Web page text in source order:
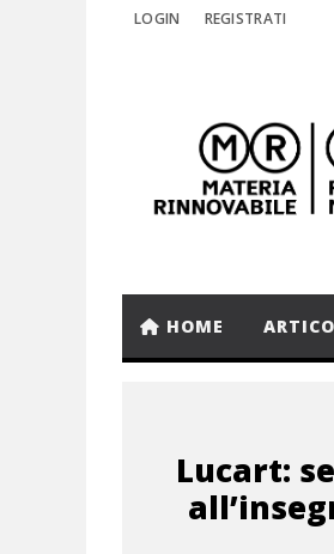
LOGIN REGISTRATI
HOME
Lucart: